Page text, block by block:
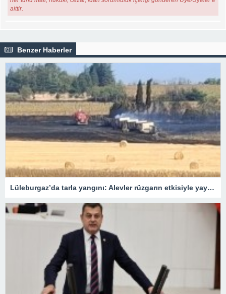
aittir.
Benzer Haberler
Lüleburgaz’da tarla yangını: Alevler rüzgarın etkisiyle yayıldı